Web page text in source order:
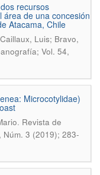
recursos
de una concesión
Atacama, Chile
Luis; Bravo,
Vol. 54,
Microcotylidae)
. Revista de
Núm. 3 (2019); 283-